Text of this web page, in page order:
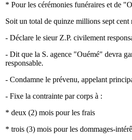
* Pour les cérémonies funéraires et de
Soit un total de quinze millions sept
- Déclare le sieur Z.P. civilement
- Dit que la S. agence "Ouémé" devra
responsable.
- Condamne le prévenu, appelant
- Fixe la contrainte par corps à :
* deux (2) mois pour les frais
* trois (3) mois pour les dommages-